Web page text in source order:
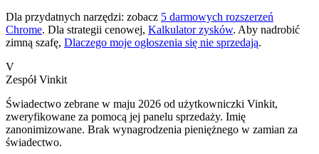
Dla przydatnych narzędzi: zobacz 5 darmowych rozszerzeń
Chrome. Dla strategii cenowej, Kalkulator zysków. Aby nadrobić
zimną szafę, Dlaczego moje ogłoszenia się nie sprzedają.
V
Zespół Vinkit
Świadectwo zebrane w maju 2026 od użytkowniczki Vinkit,
zweryfikowane za pomocą jej panelu sprzedaży. Imię
zanonimizowane. Brak wynagrodzenia pieniężnego w zamian za
świadectwo.